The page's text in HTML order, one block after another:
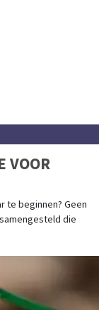
VOOR
te beginnen? Geen
die